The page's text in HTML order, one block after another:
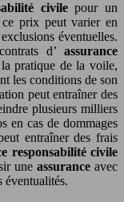
civilepour un
prix peut varier en
éventuelles.
d’ assurance
pratique de la voile,
les conditions de son
peut entraîner des
plusieurs milliers
en cas de dommages
entraîner des frais
responsabilité civile
une assurance avec
éventualités.